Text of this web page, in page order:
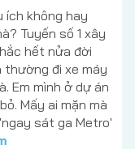
ích không hay
Tuyến số 1 xây
hết nửa đời
thường đi xe máy
Em mình ở dự án
Mấy ai mặn mà
sát ga Metro'